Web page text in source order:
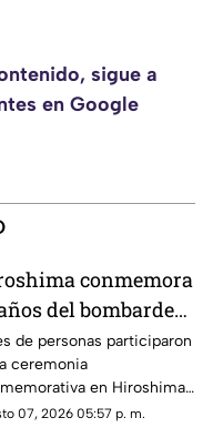
sigue a
en Google
conmemora
del bombardeo
con un minuto
de personas participaron
ceremonia
en Hiroshima,
se recordó a las
07, 2026 05:57 p. m.